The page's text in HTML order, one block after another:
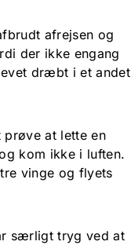
afrejsen og
der ikke engang
dræbt i et andet
prøve at lette en
kom ikke i luften.
vinge og flyets
særligt tryg ved at